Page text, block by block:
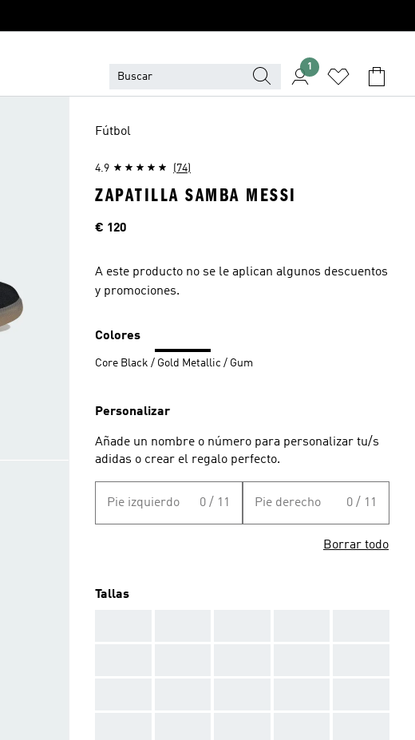
1
Fútbol
4.9 (74)
ZAPATILLA SAMBA MESSI
Precio
€ 120
A este producto no se le aplican algunos descuentos
y promociones.
Colores
Core Black / Gold Metallic / Gum
Personalizar
Añade un nombre o número para personalizar tu/s
adidas o crear el regalo perfecto.
Pie izquierdo 0 / 11 Pie derecho 0 / 11
Borrar todo
Tallas